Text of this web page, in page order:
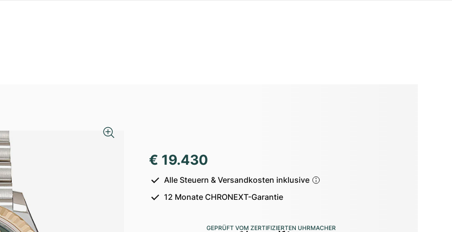
€ 19.430
Alle Steuern & Versandkosten inklusive
12 Monate CHRONEXT-Garantie
GEPRÜFT VOM ZERTIFIZIERTEN UHRMACHER